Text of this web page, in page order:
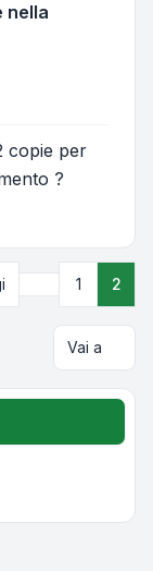
nella
copie per
?
Precedente
1 2
Vai a